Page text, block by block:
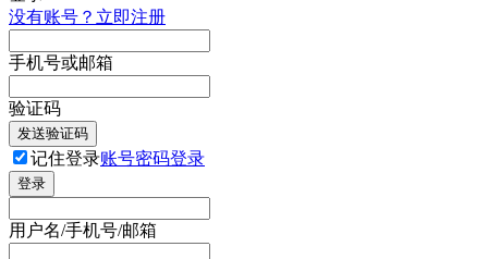
没有账号？立即注册
手机号或邮箱
验证码
发送验证码
记住登录账号密码登录
登录
用户名/手机号/邮箱